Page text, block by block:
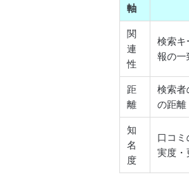
軸
関
連
性
検索キ
報の一
距
離
検索者
の距離
知
名
度
口コ
実度・